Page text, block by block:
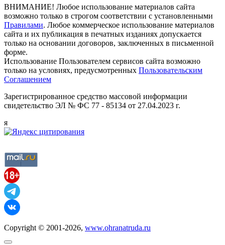
ВНИМАНИЕ! Любое использование материалов сайта
возможно только в строгом соответствии с установленными
Правилами. Любое коммерческое использование материалов
сайта и их публикация в печатных изданиях допускается
только на основании договоров, заключенных в письменной
форме.
Использование Пользователем сервисов сайта возможно
только на условиях, предусмотренных Пользовательским
Соглашением
Зарегистрированное средство массовой информации
свидетельство ЭЛ № ФС 77 - 85134 от 27.04.2023 г.
я
Copyright © 2001-2026, www.ohranatruda.ru